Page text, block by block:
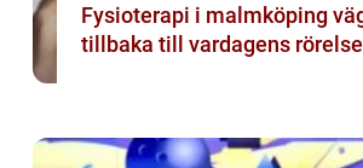
Fysioterapi i malmköping vägen
tillbaka till vardagens rörelse